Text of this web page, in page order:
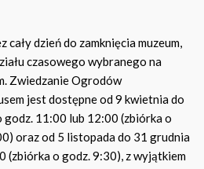
cały dzień do zamknięcia muzeum,
czasowego wybranego na
Zwiedzanie Ogrodów
jest dostępne od 9 kwietnia do
11:00 lub 12:00 (zbiórka o
oraz od 5 listopada do 31 grudnia
(zbiórka o godz. 9:30), z wyjątkiem